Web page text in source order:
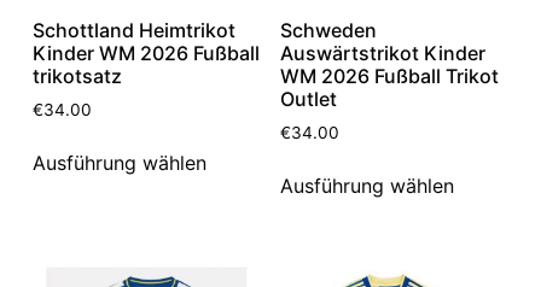
Schottland Heimtrikot
Kinder WM 2026 Fußball
trikotsatz
€34.00
Ausführung wählen
Schweden
Auswärtstrikot Kinder
WM 2026 Fußball Trikot
Outlet
€34.00
Ausführung wählen